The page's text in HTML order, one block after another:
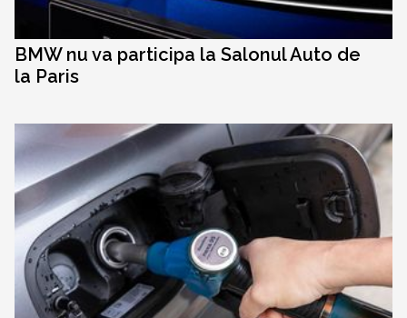
BMW nu va participa la Salonul Auto de
la Paris